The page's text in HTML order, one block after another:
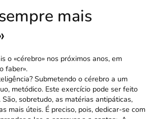
mais
o «cérebro» nos próximos anos, em
faber».
Submetendo o cérebro a um
metódico. Este exercício pode ser feito
sobretudo, as matérias antipáticas,
mais úteis. É preciso, pois, dedicar-se com